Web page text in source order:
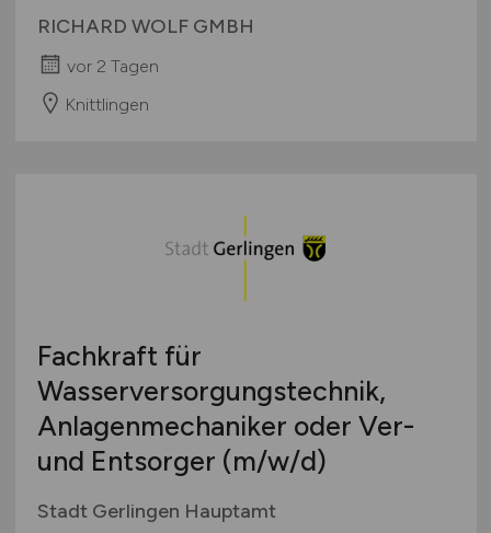
RICHARD WOLF GMBH
vor 2 Tagen
Knittlingen
Fachkraft für
Wasserversorgungstechnik,
Anlagenmechaniker oder Ver-
und Entsorger (m/w/d)
Stadt Gerlingen Hauptamt